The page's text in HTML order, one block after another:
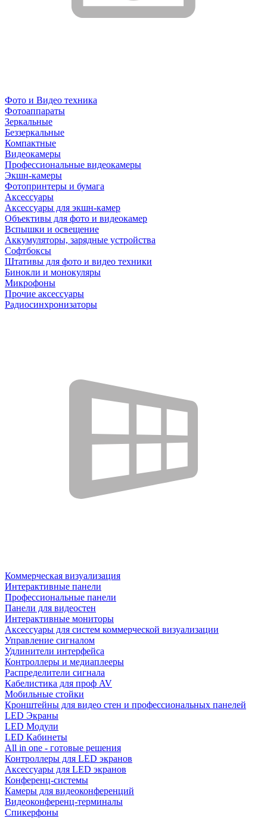
Фото и Видео техника
Фотоаппараты
Зеркальные
Беззеркальные
Компактные
Видеокамеры
Профессиональные видеокамеры
Экшн-камеры
Фотопринтеры и бумага
Аксессуары
Аксессуары для экшн-камер
Объективы для фото и видеокамер
Вспышки и освещение
Аккумуляторы, зарядные устройства
Софтбоксы
Штативы для фото и видео техники
Бинокли и монокуляры
Микрофоны
Прочие аксессуары
Радиосинхронизаторы
Коммерческая визуализация
Интерактивные панели
Профессиональные панели
Панели для видеостен
Интерактивные мониторы
Аксессуары для систем коммерческой визуализации
Управление сигналом
Удлинители интерфейса
Контроллеры и медиаплееры
Распределители сигнала
Кабелистика для проф AV
Мобильные стойки
Кронштейны для видео стен и профессиональных панелей
LED Экраны
LED Модули
LED Кабинеты
All in one - готовые решения
Контроллеры для LED экранов
Аксессуары для LED экранов
Конференц-системы
Камеры для видеоконференций
Видеоконференц-терминалы
Спикерфоны